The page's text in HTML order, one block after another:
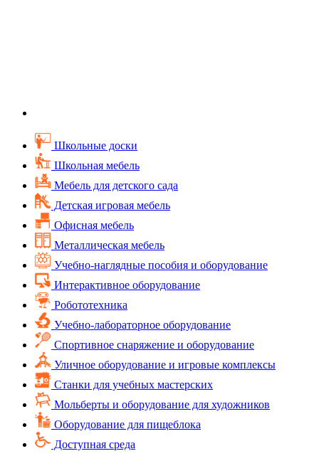
Школьные доски
Школьная мебель
Мебель для детского сада
Детская игровая мебель
Офисная мебель
Металлическая мебель
Учебно-наглядные пособия и оборудование
Интерактивное оборудование
Робототехника
Учебно-лабораторное оборудование
Спортивное снаряжение и оборудование
Уличное оборудование и игровые комплексы
Cтанки для учебных мастерских
Мольберты и оборудование для художников
Оборудование для пищеблока
Доступная среда